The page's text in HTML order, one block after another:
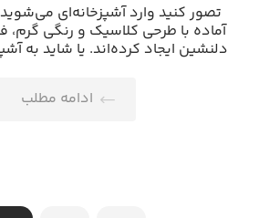
تصور کنید وارد آشپزخانه‌ای
آماده با طرحی کلاسیک و رنگی
دلنشین ایجاد کرده‌اند. یا شاید به
ادامه مطلب